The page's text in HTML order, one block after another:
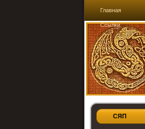
Главная
Ссылки
СЯП